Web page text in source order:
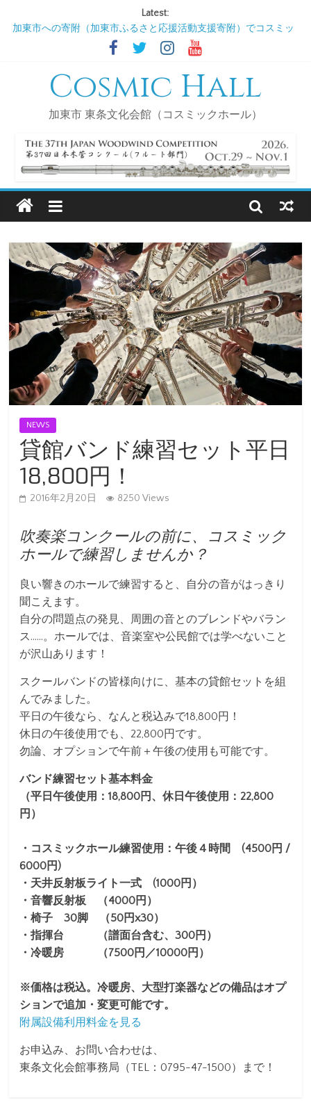
Latest:
加東市への寄附（加東市ふるさと応援活動支援寄附）でコスミッ
クホール（ＮＰＯ法人新しい風かとう）を支援してください!
2026/11/5 コスミックサロンDE歌声喫茶
2027/1/7 コスミックサロンDE歌声喫茶
Cosmic Hall
加東市 東条文化会館（コスミックホール）
NEWS
貸館バンド練習セット平日
18,800円！
2016年2月20日 8250 Views
吹奏楽コンクールの前に、コスミック
ホールで練習しませんか？
良い響きのホールで練習すると、自分の音がはっきり
聞こえます。
自分の問題点の発見、周囲の音とのブレンドやバラン
ス……。ホールでは、音楽室や公民館では学べないこと
が沢山あります！
スクールバンドの皆様向けに、基本の貸館セットを組
んでみました。
平日の午後なら、なんと税込みで18,800円！
休日の午後使用でも、22,800円です。
勿論、オプションで午前＋午後の使用も可能です。
バンド練習セット基本料金
（平日午後使用：18,800円、休日午後使用：22,800
円）
・コスミックホール練習使用：午後４時間 (4500円 /
6000円)
・天井反射板ライト一式 (1000円）
・音響反射板 （4000円）
・椅子 30脚 （50円x30）
・指揮台 （譜面台含む、300円）
・冷暖房 （7500円／10000円）
※価格は税込。冷暖房、大型打楽器などの備品はオプ
ションで追加・変更可能です。
附属設備利用料金を見る
お申込み、お問い合わせは、
東条文化会館事務局（TEL：0795-47-1500）まで！